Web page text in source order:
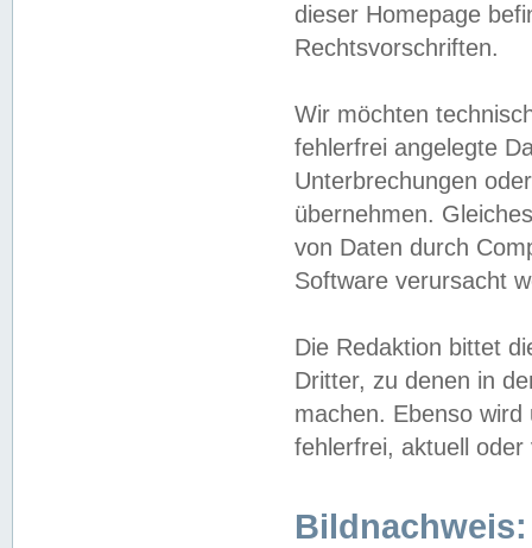
dieser Homepage
Rechtsvorschriften.
Wir möchten
fehlerfrei angelegte
Unterbrechungen
übernehmen.
von Daten durch
Software verursacht
Die Redaktion bittet
Dritter, zu denen in
machen. Ebenso
fehlerfrei, aktuell oder
Bildnachweis: